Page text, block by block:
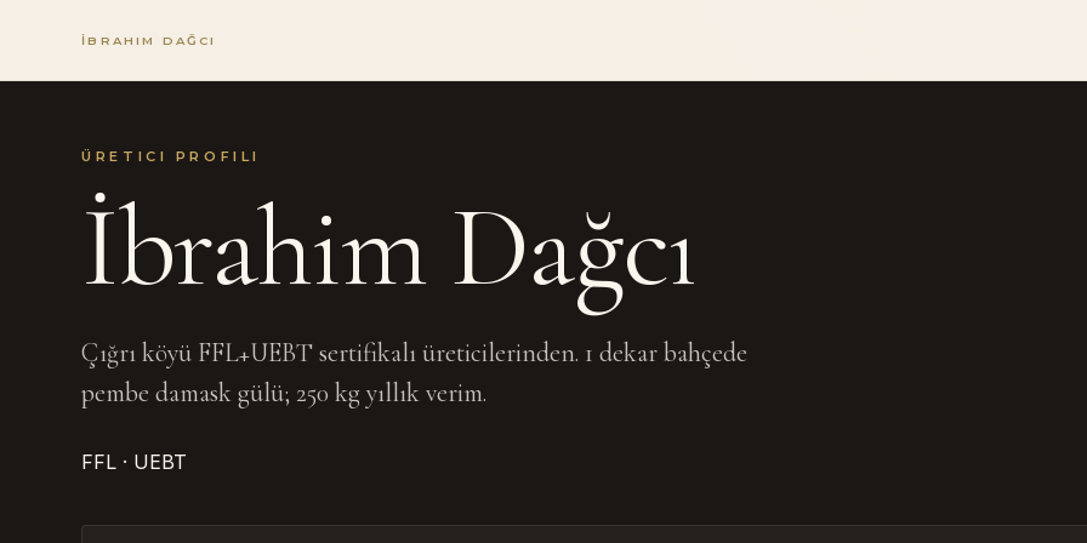
İBRAHIM DAĞCI
ÜRETICI PROFILI
İbrahim Dağcı
Çığrı köyü FFL+UEBT sertifikalı üreticilerinden. 1 dekar bahçede
pembe damask gülü; 250 kg yıllık verim.
FFL · UEBT